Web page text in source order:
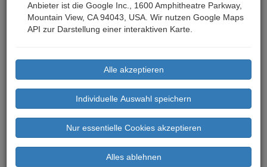
Anbieter ist die Google Inc., 1600 Amphitheatre Parkway,
Mountain View, CA 94043, USA. Wir nutzen Google Maps
API zur Darstellung einer interaktiven Karte.